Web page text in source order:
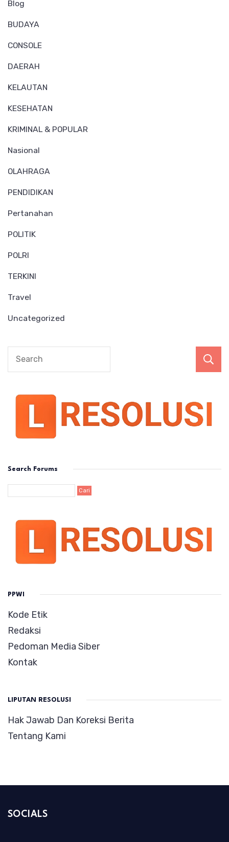
Blog
BUDAYA
CONSOLE
DAERAH
KELAUTAN
KESEHATAN
KRIMINAL & POPULAR
Nasional
OLAHRAGA
PENDIDIKAN
Pertanahan
POLITIK
POLRI
TERKINI
Travel
Uncategorized
Search Forums
PPWI
Kode Etik
Redaksi
Pedoman Media Siber
Kontak
LIPUTAN RESOLUSI
Hak Jawab Dan Koreksi Berita
Tentang Kami
SOCIALS